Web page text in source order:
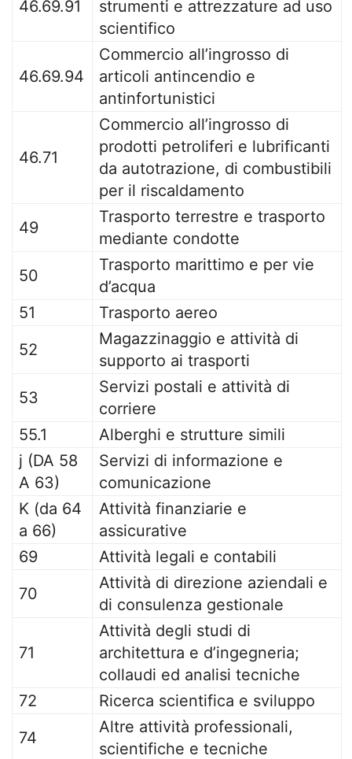
46.69.91
strumenti e attrezzature ad uso
scientifico
46.69.94
Commercio all’ingrosso di
articoli antincendio e
antinfortunistici
46.71
Commercio all’ingrosso di
prodotti petroliferi e lubrificanti
da autotrazione, di combustibili
per il riscaldamento
49
Trasporto terrestre e trasporto
mediante condotte
50
Trasporto marittimo e per vie
d’acqua
51
Trasporto aereo
52
Magazzinaggio e attività di
supporto ai trasporti
53
Servizi postali e attività di
corriere
55.1
Alberghi e strutture simili
j (DA 58
A 63)
Servizi di informazione e
comunicazione
K (da 64
a 66)
Attività finanziarie e
assicurative
69
Attività legali e contabili
70
Attività di direzione aziendali e
di consulenza gestionale
71
Attività degli studi di
architettura e d’ingegneria;
collaudi ed analisi tecniche
72
Ricerca scientifica e sviluppo
74
Altre attività professionali,
scientifiche e tecniche